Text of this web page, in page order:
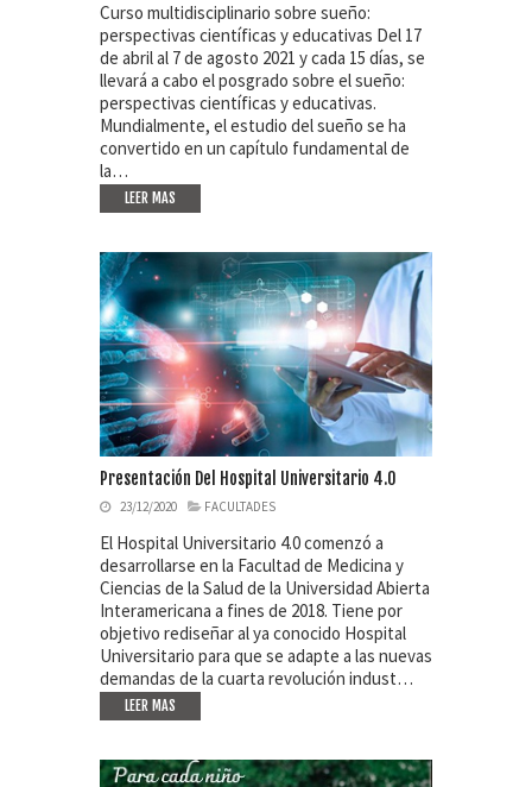
Curso multidisciplinario sobre sueño:
perspectivas científicas y educativas Del 17
de abril al 7 de agosto 2021 y cada 15 días, se
llevará a cabo el posgrado sobre el sueño:
perspectivas científicas y educativas.
Mundialmente, el estudio del sueño se ha
convertido en un capítulo fundamental de
la…
LEER MAS
Presentación Del Hospital Universitario 4.0
23/12/2020 FACULTADES
El Hospital Universitario 4.0 comenzó a
desarrollarse en la Facultad de Medicina y
Ciencias de la Salud de la Universidad Abierta
Interamericana a fines de 2018. Tiene por
objetivo rediseñar al ya conocido Hospital
Universitario para que se adapte a las nuevas
demandas de la cuarta revolución indust…
LEER MAS